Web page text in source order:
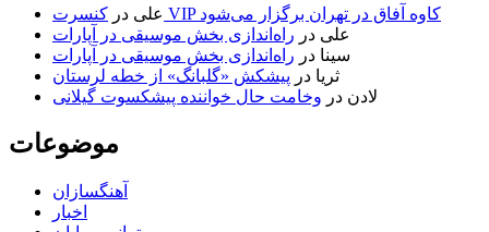
علی در
کنسرت VIP کاوه آفاق در تهران برگزار می‌شود
علی در راه‌اندازی بخش موسیقی در آپارات
سینا در راه‌اندازی بخش موسیقی در آپارات
ثریا در پیشکش «گلبانگ» از خطه لرستان
لادن در وخامت حال خواننده پیشکسوت گیلانی
موضوعات
آهنگسازان
اخبار